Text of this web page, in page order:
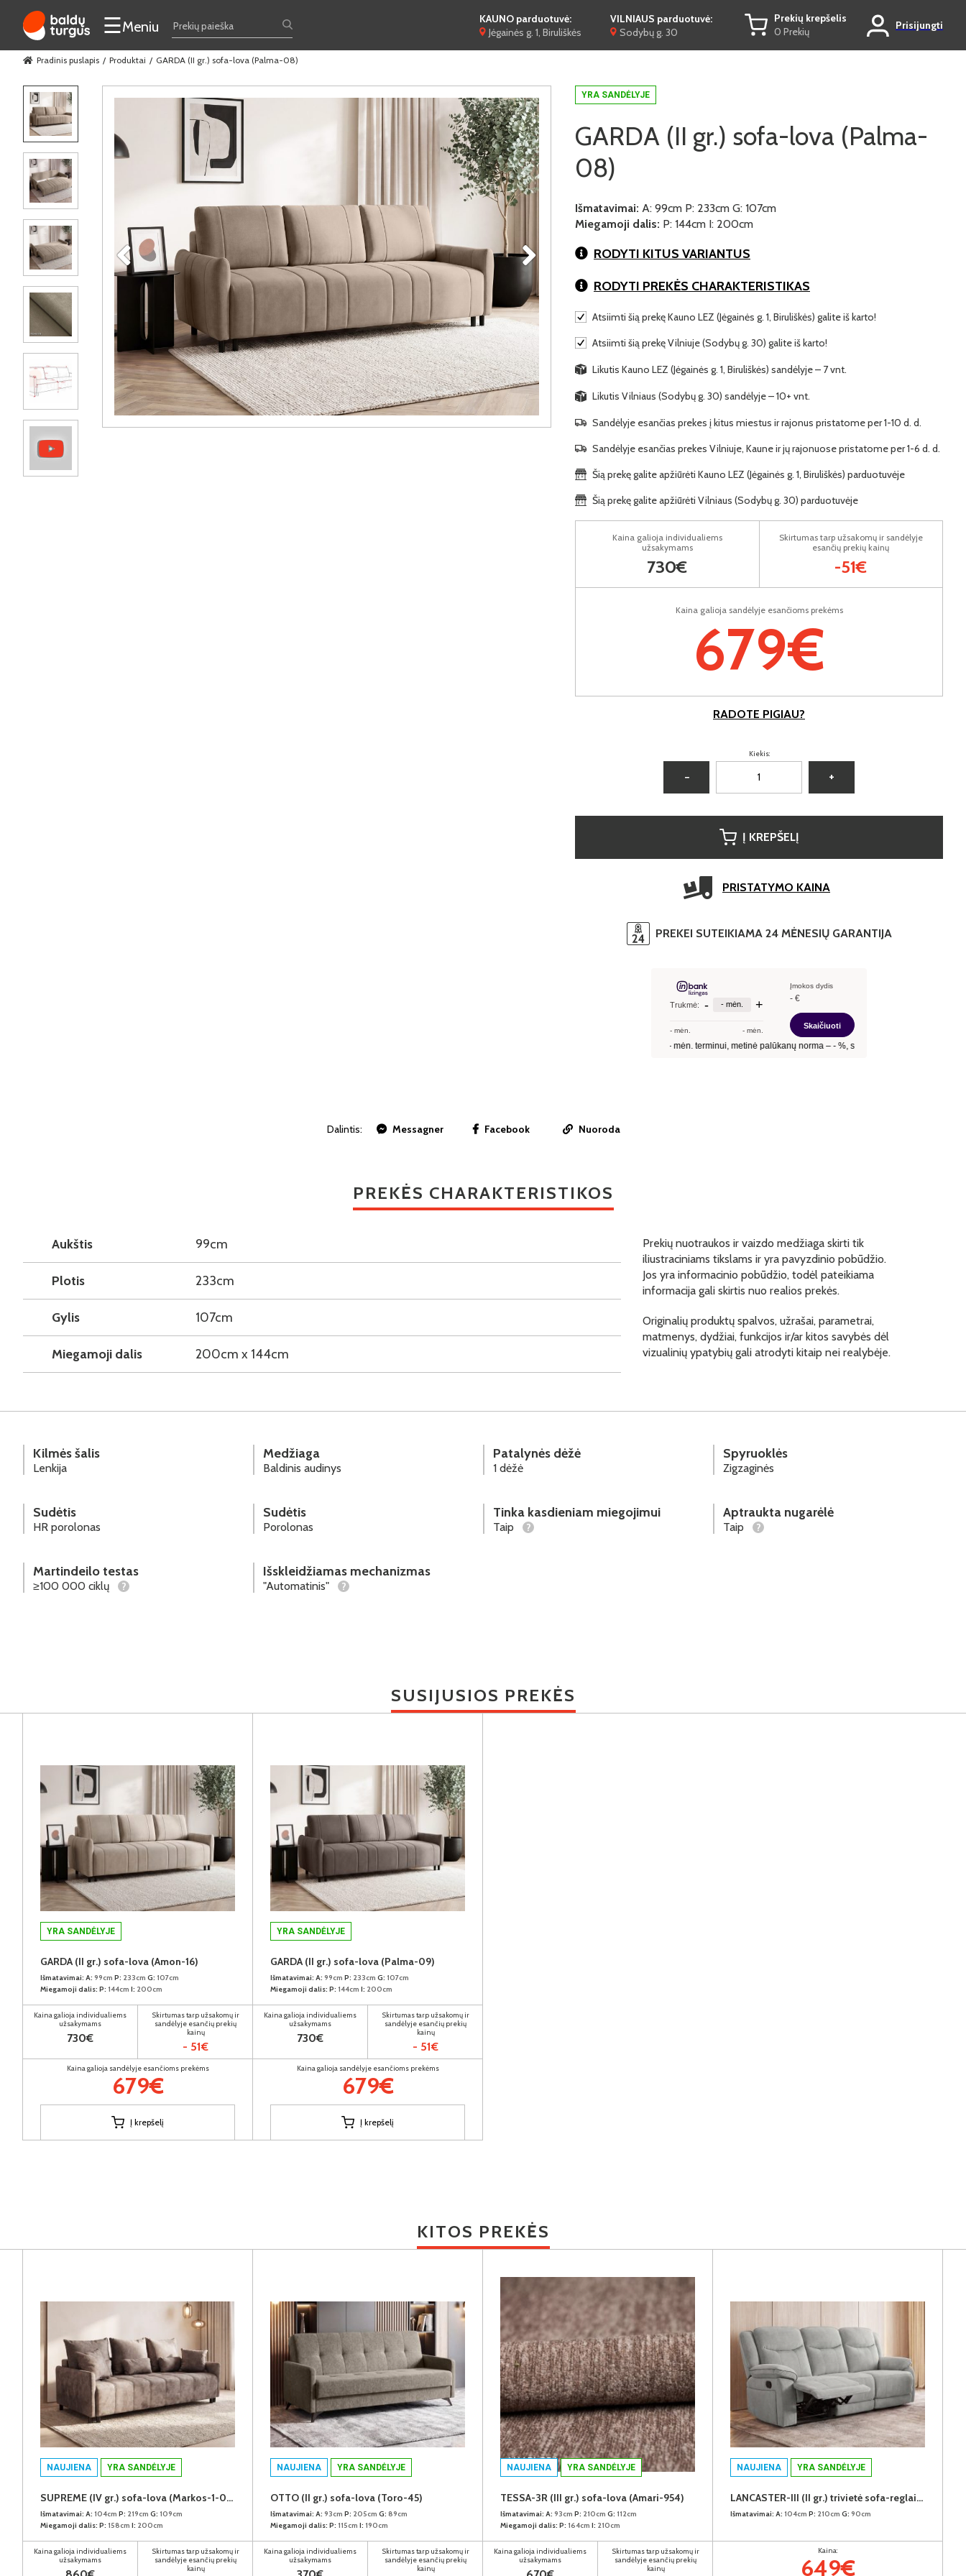
☰Meniu
KAUNO parduotuvė:
Jėgainės g. 1, Biruliškės
VILNIAUS parduotuvė:
Sodybų g. 30
Prekių krepšelis
0 Prekių
Prisijungti
Pradinis puslapis Produktai GARDA (II gr.) sofa-lova (Palma-08)
YRA SANDĖLYJE
GARDA (II gr.) sofa-lova (Palma-
08)
Išmatavimai: A: 99cm P: 233cm G: 107cm
Miegamoji dalis: P: 144cm I: 200cm
RODYTI KITUS VARIANTUS
RODYTI PREKĖS CHARAKTERISTIKAS
Atsiimti šią prekę Kauno LEZ (Jėgainės g. 1, Biruliškės) galite iš karto!
Atsiimti šią prekę Vilniuje (Sodybų g. 30) galite iš karto!
Likutis Kauno LEZ (Jėgainės g. 1, Biruliškės) sandėlyje – 7 vnt.
Likutis Vilniaus (Sodybų g. 30) sandėlyje – 10+ vnt.
Sandėlyje esančias prekes į kitus miestus ir rajonus pristatome per 1-10 d. d.
Sandėlyje esančias prekes Vilniuje, Kaune ir jų rajonuose pristatome per 1-6 d. d.
Šią prekę galite apžiūrėti Kauno LEZ (Jėgainės g. 1, Biruliškės) parduotuvėje
Šią prekę galite apžiūrėti Vilniaus (Sodybų g. 30) parduotuvėje
Kaina galioja sandėlyje esančioms prekėms
679€
Kaina galioja individualiems
užsakymams
730€
Skirtumas tarp užsakomų ir sandėlyje
esančių prekių kainų
-51€
RADOTE PIGIAU?
Kiekis:
− +
Į KREPŠELĮ
PRISTATYMO KAINA
PREKEI SUTEIKIAMA 24 MĖNESIŲ GARANTIJA
Dalintis: Messagner Facebook Nuoroda
PREKĖS CHARAKTERISTIKOS
Aukštis 99cm
Plotis 233cm
Gylis 107cm
Miegamoji dalis 200cm x 144cm
Prekių nuotraukos ir vaizdo medžiaga skirti tik
iliustraciniams tikslams ir yra pavyzdinio pobūdžio.
Jos yra informacinio pobūdžio, todėl pateikiama
informacija gali skirtis nuo realios prekės.
Originalių produktų spalvos, užrašai, parametrai,
matmenys, dydžiai, funkcijos ir/ar kitos savybės dėl
vizualinių ypatybių gali atrodyti kitaip nei realybėje.
Kilmės šalis
Lenkija
Medžiaga
Baldinis audinys
Patalynės dėžė
1 dėžė
Spyruoklės
Zigzaginės
Sudėtis
HR porolonas
Sudėtis
Porolonas
Tinka kasdieniam miegojimui
Taip ?
Aptraukta nugarėlė
Taip ?
Martindeilo testas
≥100 000 ciklų ?
Išskleidžiamas mechanizmas
"Automatinis" ?
SUSIJUSIOS PREKĖS
YRA SANDĖLYJE
GARDA (II gr.) sofa-lova (Amon-16)
Išmatavimai: A: 99cm P: 233cm G: 107cm
Miegamoji dalis: P: 144cm I: 200cm
Kaina galioja individualiems
užsakymams
730€
Skirtumas tarp užsakomų ir
sandėlyje esančių prekių
kainų
- 51€
Kaina galioja sandėlyje esančioms prekėms
679€
Į krepšelį
YRA SANDĖLYJE
GARDA (II gr.) sofa-lova (Palma-09)
Išmatavimai: A: 99cm P: 233cm G: 107cm
Miegamoji dalis: P: 144cm I: 200cm
Kaina galioja individualiems
užsakymams
730€
Skirtumas tarp užsakomų ir
sandėlyje esančių prekių
kainų
- 51€
Kaina galioja sandėlyje esančioms prekėms
679€
Į krepšelį
KITOS PREKĖS
NAUJIENA YRA SANDĖLYJE
SUPREME (IV gr.) sofa-lova (Markos-1-04)
Išmatavimai: A: 104cm P: 219cm G: 109cm
Miegamoji dalis: P: 158cm I: 200cm
Kaina galioja individualiems
užsakymams
Skirtumas tarp užsakomų ir
sandėlyje esančių prekių
kainų
NAUJIENA YRA SANDĖLYJE
OTTO (II gr.) sofa-lova (Toro-45)
Išmatavimai: A: 93cm P: 205cm G: 89cm
Miegamoji dalis: P: 115cm I: 190cm
Kaina galioja individualiems
užsakymams
Skirtumas tarp užsakomų ir
sandėlyje esančių prekių
kainų
NAUJIENA YRA SANDĖLYJE
TESSA-3R (III gr.) sofa-lova (Amari-954)
Išmatavimai: A: 93cm P: 210cm G: 112cm
Miegamoji dalis: P: 164cm I: 210cm
Kaina galioja individualiems
užsakymams
Skirtumas tarp užsakomų ir
sandėlyje esančių prekių
kainų
NAUJIENA YRA SANDĖLYJE
LANCASTER-III (II gr.) trivietė sofa-reglaineris (EDA828-10 Pilkas)
Išmatavimai: A: 104cm P: 210cm G: 90cm
Kaina:
649€